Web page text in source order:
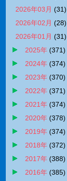
2026年03月 (31)
2026年02月 (28)
2026年01月 (31)
2025年 (371)
2024年 (374)
2023年 (370)
2022年 (371)
2021年 (374)
2020年 (378)
2019年 (374)
2018年 (372)
2017年 (388)
2016年 (385)